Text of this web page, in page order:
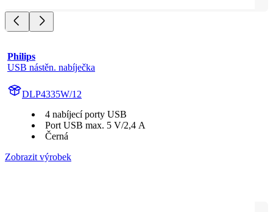
Philips
USB nástěn. nabíječka
DLP4335W/12
4 nabíjecí porty USB
Port USB max. 5 V/2,4 A
Černá
Zobrazit výrobek